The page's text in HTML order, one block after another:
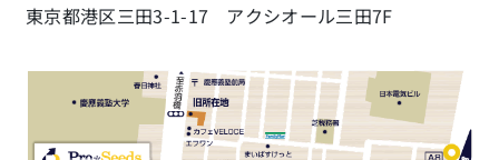
東京都港区三田3-1-17 アクシオール三田7F